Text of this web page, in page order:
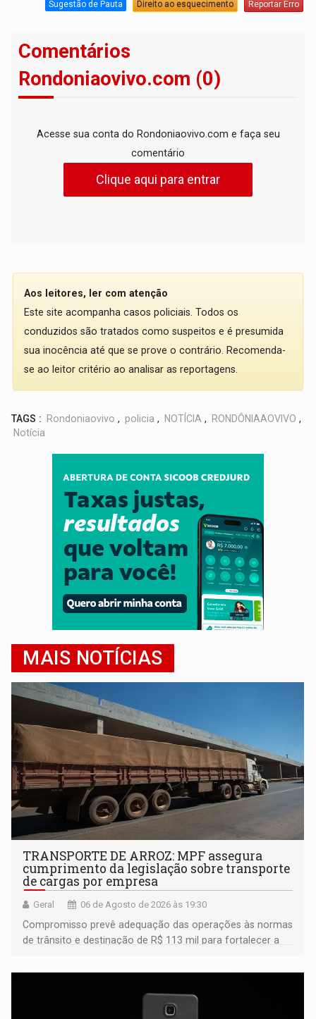
Sugestão de Pauta Direito ao esquecimento Reportar Erro
Comentários
Rondoniaovivo.com (0)
Acesse sua conta do Rondoniaovivo.com e faça seu
comentário
Clique aqui para entrar
Aos leitores, ler com atenção
Este site acompanha casos policiais. Todos os
conduzidos são tratados como suspeitos e é presumida
sua inocência até que se prove o contrário. Recomenda-
se ao leitor critério ao analisar as reportagens.
TAGS : Rondoniaovivo , policia , NOTÍCIA , RONDÔNIAAOVIVO ,
Notícia
MAIS NOTÍCIAS
TRANSPORTE DE ARROZ: MPF assegura
cumprimento da legislação sobre transporte
de cargas por empresa
Geral 06 de Agosto de 2026 às 19:30
Compromisso prevê adequação das operações às normas
de trânsito e destinação de R$ 113 mil para fortalecer a